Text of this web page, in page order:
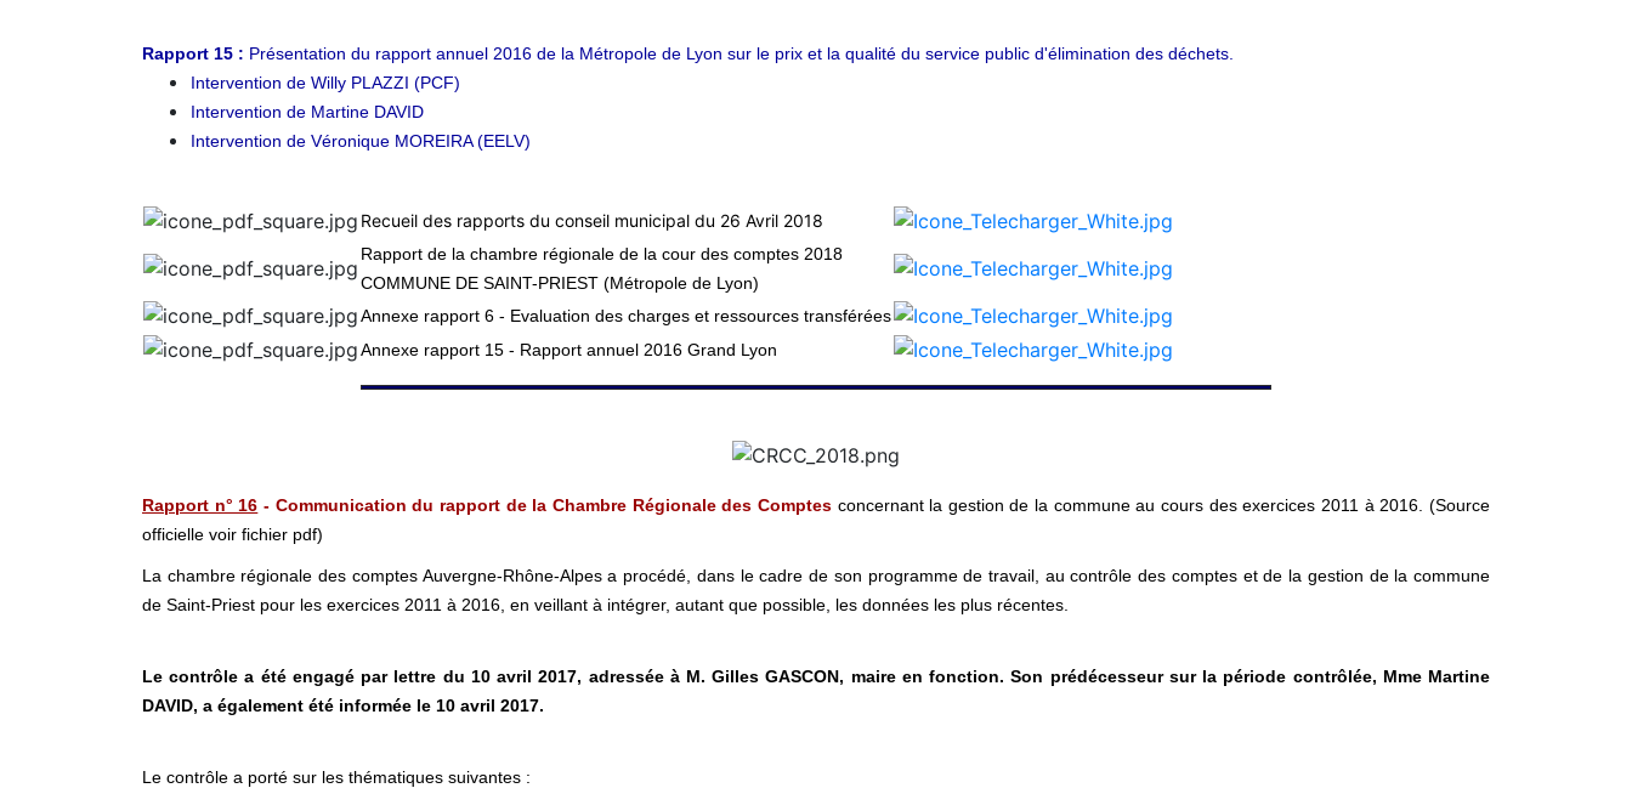
Rapport 15 : Présentation du rapport annuel 2016 de la Métropole de Lyon sur le prix et la qualité du service public d'élimination des déchets.
Intervention de Willy PLAZZI (PCF)
Intervention de Martine DAVID
Intervention de Véronique MOREIRA (EELV)
Recueil des rapports du conseil municipal du 26 Avril 2018
Rapport de la chambre régionale de la cour des comptes 2018
COMMUNE DE SAINT-PRIEST (Métropole de Lyon)
Annexe rapport 6 - Evaluation des charges et ressources transférées
Annexe rapport 15 - Rapport annuel 2016 Grand Lyon
Rapport n° 16 - Communication du rapport de la Chambre Régionale des Comptesconcernant la gestion de la commune au cours des exercices 2011 à 2016. (Source
officielle voir fichier pdf)
La chambre régionale des comptes Auvergne-Rhône-Alpes a procédé, dans le cadre de son programme de travail, au contrôle des comptes et de la gestion de la commune
de Saint-Priest pour les exercices 2011 à 2016, en veillant à intégrer, autant que possible, les données les plus récentes.
Le contrôle a été engagé par lettre du 10 avril 2017, adressée à M. Gilles GASCON, maire en fonction. Son prédécesseur sur la période contrôlée, Mme Martine
DAVID, a également été informée le 10 avril 2017.
Le contrôle a porté sur les thématiques suivantes :